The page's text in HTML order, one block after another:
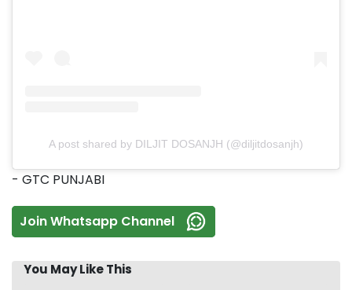
A post shared by DILJIT DOSANJH (@diljitdosanjh)
- GTC PUNJABI
Join Whatsapp Channel
You May Like This